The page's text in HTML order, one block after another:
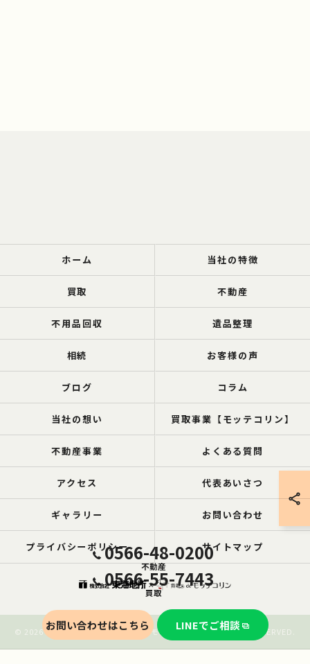
0566-48-0200
不動産
0566-55-7443
買取
お問い合わせはこちら LINEでご相談
ホーム 当社の特徴
買取 不動産
不用品回収 遺品整理
相続 お客様の声
ブログ コラム
当社の想い 買取事業【モッテコリン】
不動産事業 よくある質問
アクセス 代表あいさつ
ギャラリー お問い合わせ
プライバシーポリシー サイトマップ
© 2026 愛知の空き家なら買取ル de モッテコリン ALL RIGHTS RESERVED.